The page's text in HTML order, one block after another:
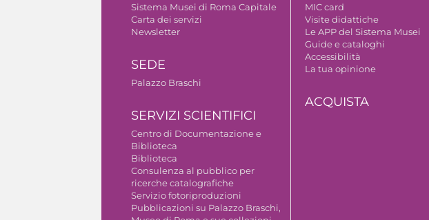
Sistema Musei di Roma Capitale
Carta dei servizi
Newsletter
SEDE
Palazzo Braschi
SERVIZI SCIENTIFICI
Centro di Documentazione e
Biblioteca
Biblioteca
Consulenza al pubblico per
ricerche catalografiche
Servizio fotoriproduzioni
Pubblicazioni su Palazzo Braschi,
MIC card
Visite didattiche
Le APP del Sistema Musei
Guide e cataloghi
Accessibilità
La tua opinione
ACQUISTA